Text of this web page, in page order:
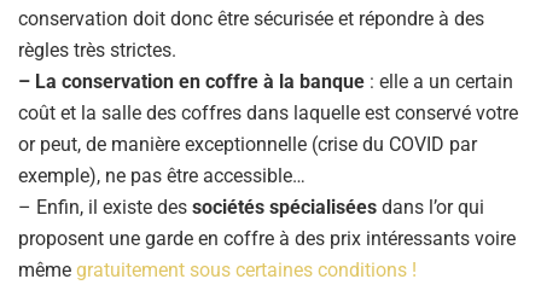
conservation doit donc être sécurisée et répondre à des
règles très strictes.
– La conservation en coffre à la banque : elle a un certain
coût et la salle des coffres dans laquelle est conservé votre
or peut, de manière exceptionnelle (crise du COVID par
exemple), ne pas être accessible…
– Enfin, il existe des sociétés spécialisées dans l’or qui
proposent une garde en coffre à des prix intéressants voire
même gratuitement sous certaines conditions !